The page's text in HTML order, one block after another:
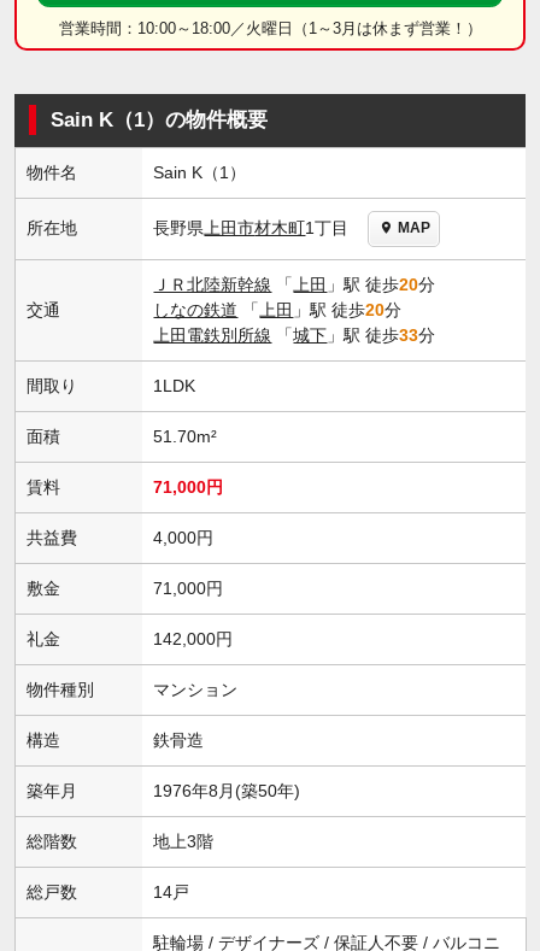
営業時間：10:00～18:00／火曜日（1～3月は休まず営業！）
Sain K（1）の物件概要
物件名 Sain K（1）
所在地 長野県 上田市材木町1丁目 MAP
交通
ＪＲ北陸新幹線 「 上田 」駅 徒歩20分
しなの鉄道 「 上田 」駅 徒歩20分
上田電鉄別所線 「城下 」駅 徒歩33分
間取り 1LDK
面積 51.70m²
賃料 71,000円
共益費 4,000円
敷金 71,000円
礼金 142,000円
物件種別 マンション
構造 鉄骨造
築年月 1976年8月(築50年)
総階数 地上3階
総戸数 14戸
駐輪場 / デザイナーズ / 保証人不要 / バルコニ